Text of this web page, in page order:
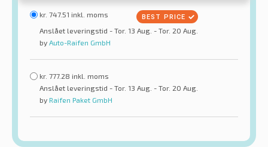
kr. 747.51 inkl. moms
Anslået leveringstid - Tor. 13 Aug. - Tor. 20 Aug.
by Auto-Raifen GmbH
kr. 777.28 inkl. moms
Anslået leveringstid - Tor. 13 Aug. - Tor. 20 Aug.
by Raifen Paket GmbH